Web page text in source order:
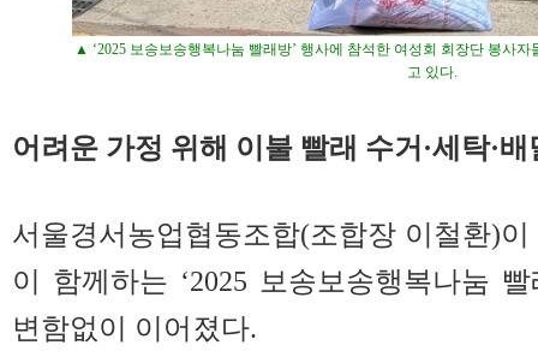
▲ ‘2025 보송보송행복나눔 빨래방’ 행사에 참석한 여성회 회장단 봉사
고 있다.
어려운 가정 위해 이불 빨래 수거·세탁·
서울경서농업협동조합(조합장 이철환)
이 함께하는 ‘2025 보송보송행복나눔
변함없이 이어졌다.